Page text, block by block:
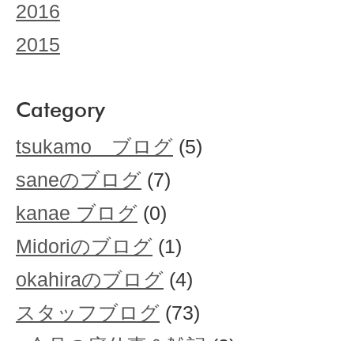
2016
2015
Category
tsukamo ブログ (5)
saneのブログ (7)
kanae ブログ (0)
Midoriのブログ (1)
okahiraのブログ (4)
スタッフブログ (73)